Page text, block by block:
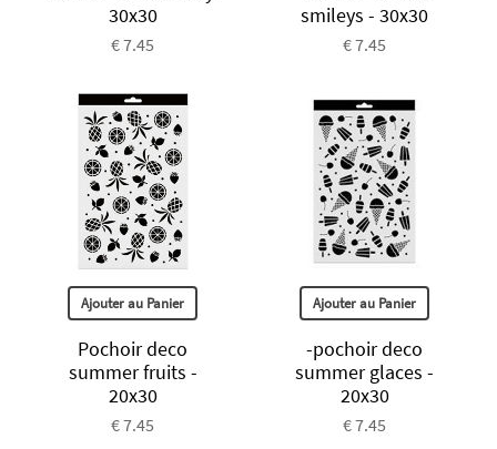
30x30
€ 7.45
smileys - 30x30
€ 7.45
Ajouter au Panier
Pochoir deco
summer fruits -
20x30
€ 7.45
Ajouter au Panier
-pochoir deco
summer glaces -
20x30
€ 7.45